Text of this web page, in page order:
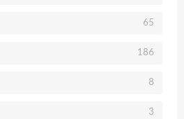
65
186
8
3